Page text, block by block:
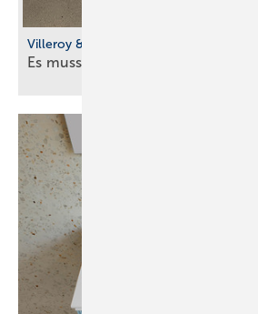
Villeroy & Boch
Es muss nicht ganz rund